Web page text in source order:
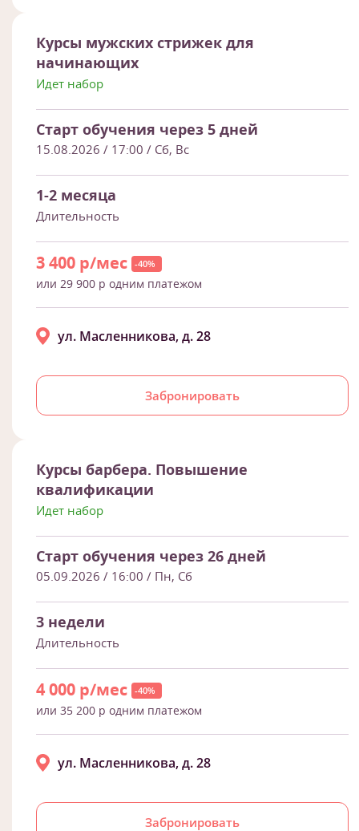
Курсы мужских стрижек для
начинающих
Идет набор
Старт обучения через 5 дней
15.08.2026 / 17:00 / Сб, Вс
1-2 месяца
Длительность
3 400 р/мес -40%
или 29 900 р одним платежом
Забронировать
ул. Масленникова, д. 28
Курсы барбера. Повышение
квалификации
Идет набор
Старт обучения через 26 дней
05.09.2026 / 16:00 / Пн, Сб
3 недели
Длительность
4 000 р/мес -40%
или 35 200 р одним платежом
Забронировать
ул. Масленникова, д. 28